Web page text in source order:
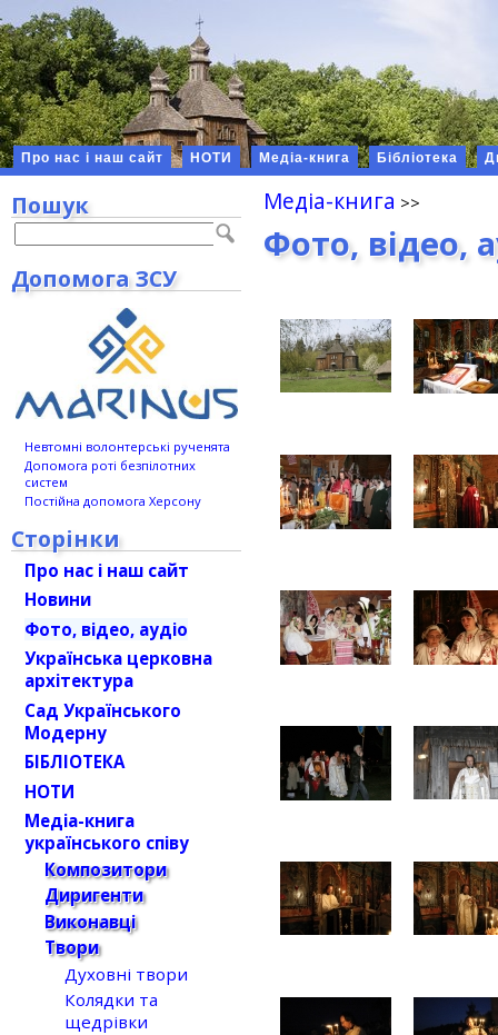
Про нас і наш сайт НОТИ Медіа-книга Бібліотека
Медіа-книга
Фото, відео,
Пошук
Допомога ЗСУ
Невтомні волонтерські рученята
Допомога роті безпілотних
систем
Постійна допомога Херсону
Сторінки
Про нас і наш сайт
Новини
Фото, відео, аудіо
Українська церковна
архітектура
Сад Українського
Модерну
БІБЛІОТЕКА
НОТИ
Медіа-книга
українського співу
Композитори
Диригенти
Виконавці
Твори
Духовні твори
Колядки та
щедрівки